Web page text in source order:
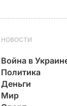
НОВОСТИ
Война в
Политика
Деньги
Мир